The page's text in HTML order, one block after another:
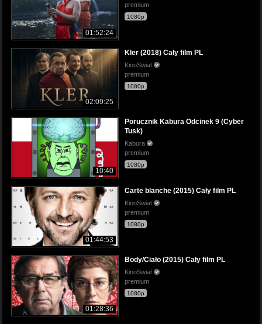
01:52:24
premium
1080p
02:09:25
Kler (2018) Cały film PL
KinoSwiat
premium
1080p
10:40
Porucznik Kabura Odcinek 9 (Cyber
Tusk)
Kabura
premium
1080p
01:44:53
Carte blanche (2015) Cały film PL
KinoSwiat
premium
1080p
01:28:36
Body/Ciało (2015) Cały film PL
KinoSwiat
premium
1080p